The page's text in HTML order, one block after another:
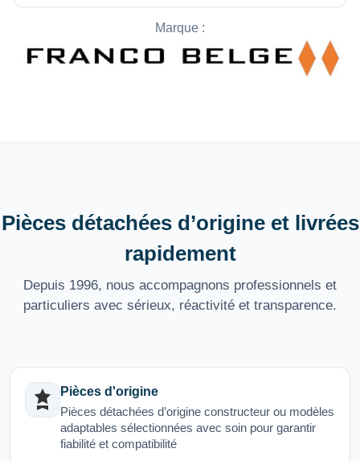
Marque :
Pièces détachées d’origine et livrées
rapidement
Depuis 1996, nous accompagnons professionnels et
particuliers avec sérieux, réactivité et transparence.
Pièces d'origine
Pièces détachées d’origine constructeur ou modèles
adaptables sélectionnées avec soin pour garantir
fiabilité et compatibilité